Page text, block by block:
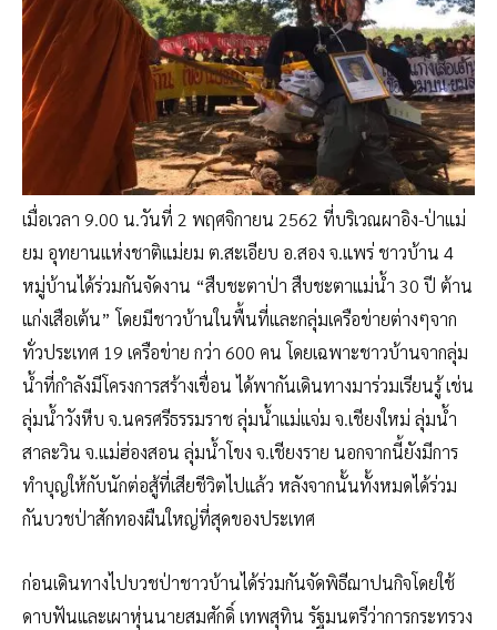
เมื่อเวลา 9.00 น.วันที่ 2 พฤศจิกายน 2562 ที่บริเวณผาอิง-ป่าแม่
ยม อุทยานแห่งชาติแม่ยม ต.สะเอียบ อ.สอง จ.แพร่ ชาวบ้าน 4
หมู่บ้านได้ร่วมกันจัดงาน “สืบชะตาป่า สืบชะตาแม่น้ำ 30 ปี ต้าน
แก่งเสือเต้น” โดยมีชาวบ้านในพื้นที่และกลุ่มเครือข่ายต่างๆจาก
ทั่วประเทศ 19 เครือข่าย กว่า 600 คน โดยเฉพาะชาวบ้านจากลุ่ม
น้ำที่กำลังมีโครงการสร้างเขื่อน ได้พากันเดินทางมาร่วมเรียนรู้ เช่น
ลุ่มน้ำวังหีบ จ.นครศรีธรรมราช ลุ่มน้ำแม่แจ่ม จ.เชียงใหม่ ลุ่มน้ำ
สาละวิน จ.แม่ฮ่องสอน ลุ่มน้ำโขง จ.เชียงราย นอกจากนี้ยังมีการ
ทำบุญให้กับนักต่อสู้ที่เสียชีวิตไปแล้ว หลังจากนั้นทั้งหมดได้ร่วม
กันบวชป่าสักทองผืนใหญ่ที่สุดของประเทศ
ก่อนเดินทางไปบวชป่าชาวบ้านได้ร่วมกันจัดพิธีฌาปนกิจโดยใช้
ดาบฟันและเผาหุ่นนายสมศักดิ์ เทพสุทิน รัฐมนตรีว่าการกระทรวง